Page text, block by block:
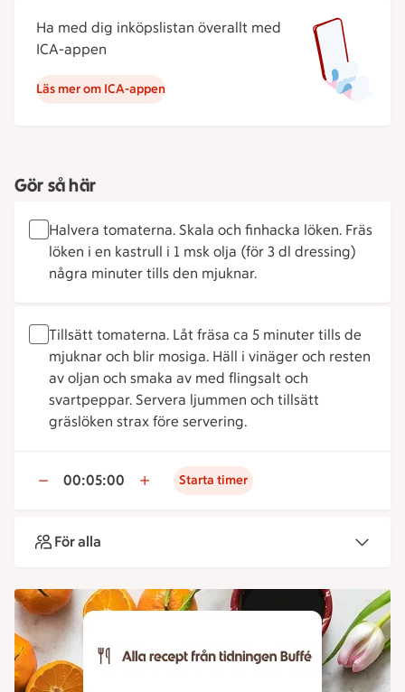
Ha med dig inköpslistan överallt med
ICA-appen
Läs mer om ICA-appen
Gör så här
Halvera tomaterna. Skala och finhacka löken. Fräs
löken i en kastrull i 1 msk olja (för 3 dl dressing)
några minuter tills den mjuknar.
Tillsätt tomaterna. Låt fräsa ca 5 minuter tills de
mjuknar och blir mosiga. Häll i vinäger och resten
av oljan och smaka av med flingsalt och
svartpeppar. Servera ljummen och tillsätt
gräslöken strax före servering.
00:05:00 Starta timer
För alla